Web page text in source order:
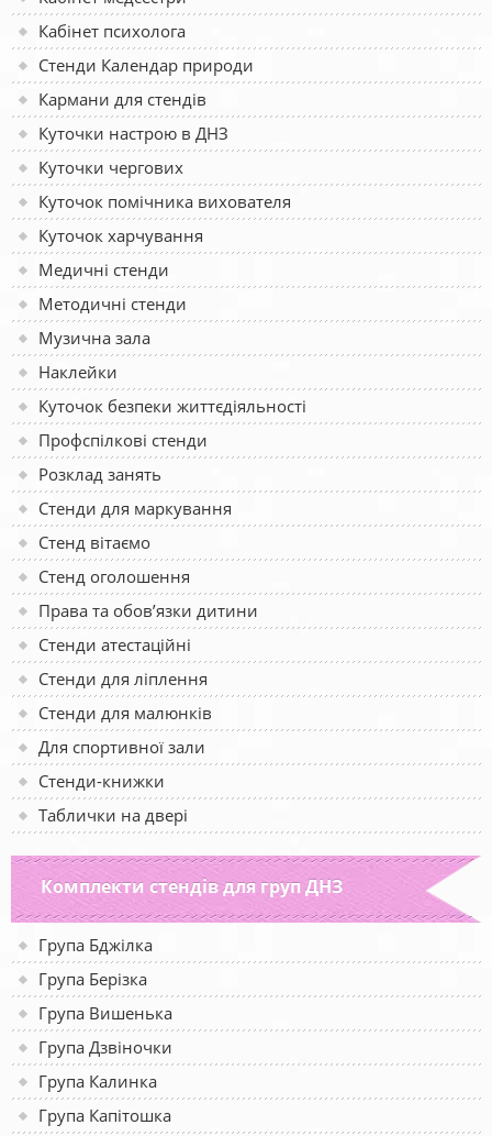
Кабінет психолога
Стенди Календар природи
Кармани для стендів
Куточки настрою в ДНЗ
Куточки чергових
Куточок помічника вихователя
Куточок харчування
Медичні стенди
Методичні стенди
Музична зала
Наклейки
Куточок безпеки життєдіяльності
Профспілкові стенди
Розклад занять
Стенди для маркування
Стенд вітаємо
Стенд оголошення
Права та обов’язки дитини
Стенди атестаційні
Стенди для ліплення
Стенди для малюнків
Для спортивної зали
Стенди-книжки
Таблички на двері
Комплекти стендів для груп ДНЗ
Група Бджілка
Група Берізка
Група Вишенька
Група Дзвіночки
Група Калинка
Група Капітошка